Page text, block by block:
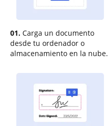
01. Carga un documento
desde tu ordenador o
almacenamiento en la nube.